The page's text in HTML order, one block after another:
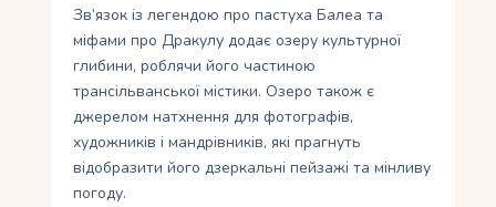
Зв’язок із легендою про пастуха Балеа та
міфами про Дракулу додає озеру культурної
глибини, роблячи його частиною
трансільванської містики. Озеро також є
джерелом натхнення для фотографів,
художників і мандрівників, які прагнуть
відобразити його дзеркальні пейзажі та мінливу
погоду.